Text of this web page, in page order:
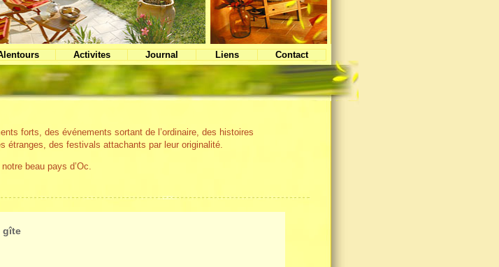
Activites Journal Liens Contact
forts, des événements sortant de l’ordinaire, des histoires
étranges, des festivals attachants par leur originalité.
beau pays d’Oc.
gîte